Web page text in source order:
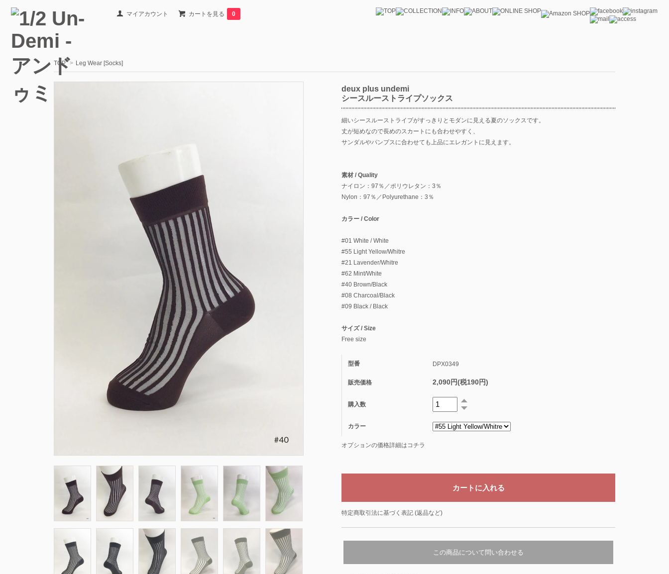
マイアカウント カートを見る 0
TOP > Leg Wear [Socks]
deux plus undemi
シースルーストライプソックス
細いシースルーストライプがすっきりとモダンに見える夏のソックスです。
丈が短めなので長めのスカートにも合わせやすく、
サンダルやパンプスに合わせても上品にエレガントに見えます。
素材 / Quality
ナイロン：97％／ポリウレタン：3％
Nylon：97％／Polyurethane：3％
カラー / Color
#01 White / White
#55 Light Yellow/Whitre
#21 Lavender/Whitre
#62 Mint/White
#40 Brown/Black
#08 Charcoal/Black
#09 Black / Black
サイズ / Size
Free size
型番 DPX0349
販売価格 2,090円(税190円)
購入数
カラー
オプションの価格詳細はコチラ
特定商取引法に基づく表記 (返品など)
この商品について問い合わせる